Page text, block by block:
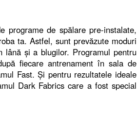
programe de spălare pre-instalate,
ta. Astfel, sunt prevăzute moduri
lână și a blugilor. Programul pentru
fiecare antrenament în sala de
Fast. Și pentru rezultatele ideale
Dark Fabrics care a fost special